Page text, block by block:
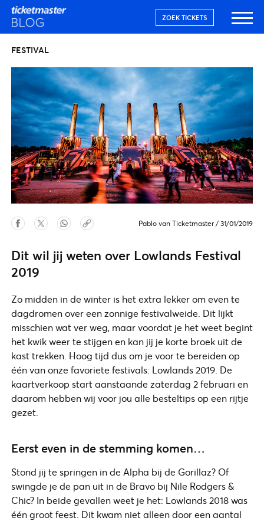
ZOEK TICKETS
FESTIVAL
Pablo van Ticketmaster / 31/01/2019
Dit wil jij weten over Lowlands Festival
2019
Zo midden in de winter is het extra lekker om even te
dagdromen over een zonnige festivalweide. Dit lijkt
misschien wat ver weg, maar voordat je het weet begint
het kwik weer te stijgen en kan jij je korte broek uit de
kast trekken. Hoog tijd dus om je voor te bereiden op
één van onze favoriete festivals: Lowlands 2019. De
kaartverkoop start aanstaande zaterdag 2 februari en
daarom hebben wij voor jou alle besteltips op een rijtje
gezet.
Eerst even in de stemming komen…
Stond jij te springen in de Alpha bij de Gorillaz? Of
swingde je de pan uit in de Bravo bij Nile Rodgers &
Chic? In beide gevallen weet je het: Lowlands 2018 was
één groot feest. Dit kwam niet alleen door een aantal